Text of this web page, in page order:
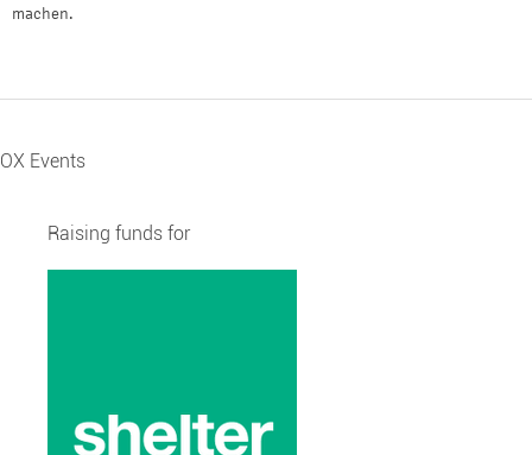
machen.
OX Events
Raising funds for